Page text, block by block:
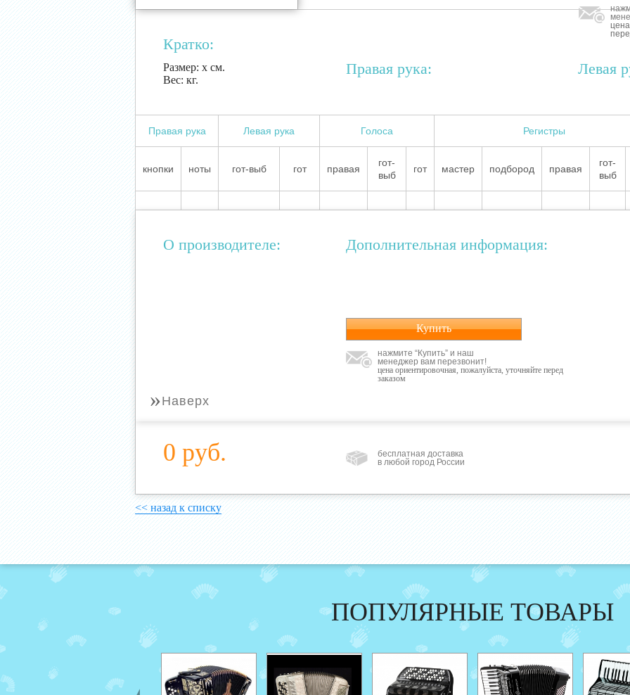
Кратко:
Размер: х см.
Вес: кг.
Правая рука: Левая
Правая рука Левая рука Голоса Регистры
кнопки ноты гот-выб гот правая
гот-
выб
гот мастер подбород правая
гот-
выб
О производителе: Дополнительная информация:
Купить
нажмите “Купить” и наш
менеджер вам перезвонит!
цена ориентировочная, пожалуйста, уточняйте перед
заказом
» Наверх
0 руб.
бесплатная доставка
в любой город России
<< назад к списку
ПОПУЛЯРНЫЕ ТОВАРЫ